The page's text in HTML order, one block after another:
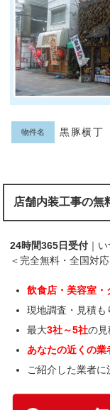
物件名 黒豚横丁
店舗内装工事の無
24時間365日受付 ｜
＜完全無料・全国対応
飲食店・美容室
現地調査・見積
最大3社～5社の見
あなたの近くの業
ご紹介した業者に